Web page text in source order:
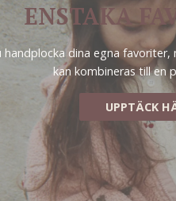
ENSTAKA
handplocka dina egna
kan kombineras till en
UPPTÄCK